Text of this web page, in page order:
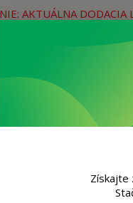
AKTUÁLNA
Rošty
Získajte